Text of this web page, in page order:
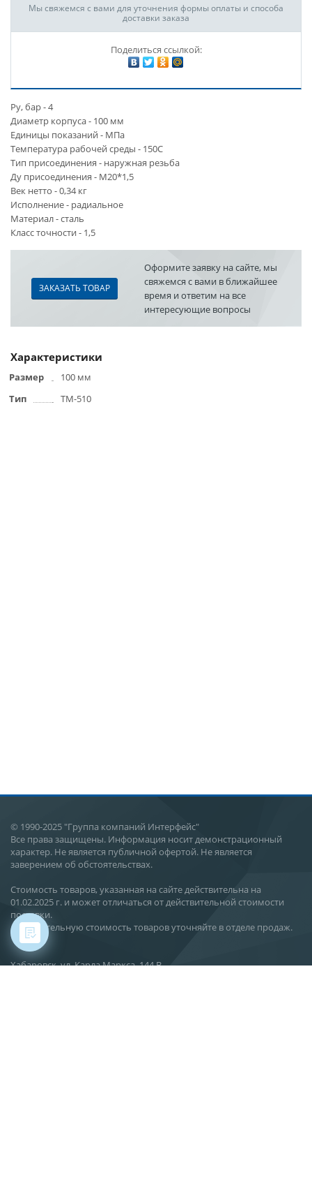
Мы свяжемся с вами для уточнения формы оплаты и способа
доставки заказа
Поделиться ссылкой:
Ру, бар - 4
Диаметр корпуса - 100 мм
Единицы показаний - МПа
Температура рабочей среды - 150С
Тип присоединения - наружная резьба
Ду присоединения - М20*1,5
Век нетто - 0,34 кг
Исполнение - радиальное
Материал - сталь
Класс точности - 1,5
ЗАКАЗАТЬ ТОВАР
Оформите заявку на сайте, мы
свяжемся с вами в ближайшее
время и ответим на все
интересующие вопросы
Характеристики
Размер
100 мм
Тип
ТМ-510
© 1990-2025 "Группа компаний Интерфейс"
Все права защищены. Информация носит демонстрационный
характер. Не является публичной офертой. Не является
заверением об обстоятельствах.
Стоимость товаров, указанная на сайте действительна на
01.02.2025 г. и может отличаться от действительной стоимости
поставки.
Действительную стоимость товаров уточняйте в отделе продаж.
Хабаровск, ул. Карла Маркса, 144 В